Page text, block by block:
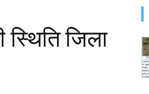
स्थिति जिला